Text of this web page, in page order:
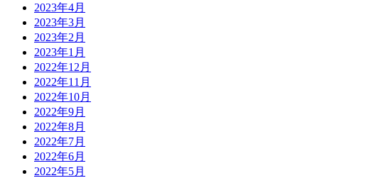
2023年4月
2023年3月
2023年2月
2023年1月
2022年12月
2022年11月
2022年10月
2022年9月
2022年8月
2022年7月
2022年6月
2022年5月